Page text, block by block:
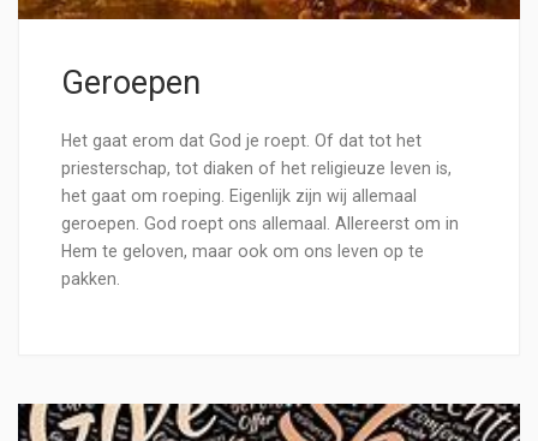
Geroepen
Het gaat erom dat God je roept. Of dat tot het
priesterschap, tot diaken of het religieuze leven is,
het gaat om roeping. Eigenlijk zijn wij allemaal
geroepen. God roept ons allemaal. Allereerst om in
Hem te geloven, maar ook om ons leven op te
pakken.